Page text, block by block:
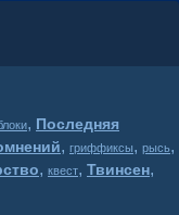
, Последняя
, гриффиксы, рысь,
, квест, Твинсен,